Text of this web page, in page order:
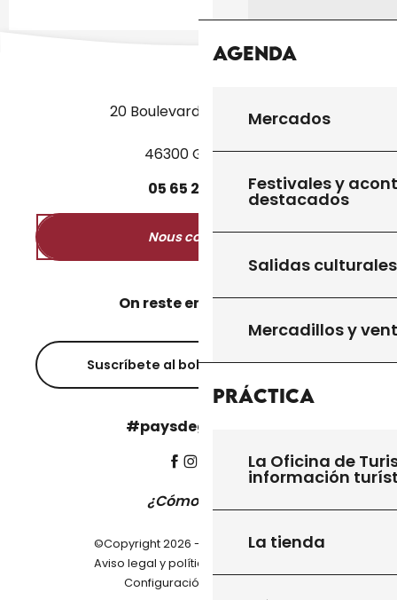
Agenda
Mercados
Festivales y
destacados
Salidas culturales
Mercadillos y
Práctica
La Oficina de
información
La tienda
20 Boulevard des Martyrs
46300 Gourdon
05 65 27 50
Nous contacter
On reste en contact ?
Suscríbete al boletín informativo
#paysdegourdon !
¿Cómo llegar?
©Copyright 2026 - Pays de Gourdon
Aviso legal y política de privacidad
Configuración de cookies